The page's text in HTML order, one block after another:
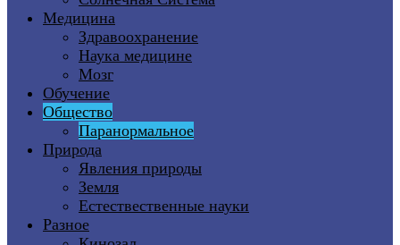
Медицина
Здравоохранение
Наука медицине
Мозг
Обучение
Общество
Паранормальное
Природа
Явления природы
Земля
Естествественные науки
Разное